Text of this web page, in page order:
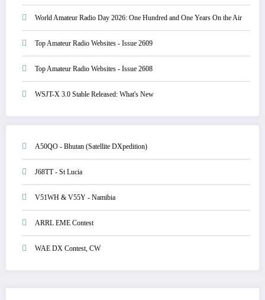
World Amateur Radio Day 2026: One Hundred and One Years On the Air
Top Amateur Radio Websites - Issue 2609
Top Amateur Radio Websites - Issue 2608
WSJT-X 3.0 Stable Released: What's New
A50QO - Bhutan (Satellite DXpedition)
J68TT - St Lucia
V51WH & V55Y - Namibia
ARRL EME Contest
WAE DX Contest, CW